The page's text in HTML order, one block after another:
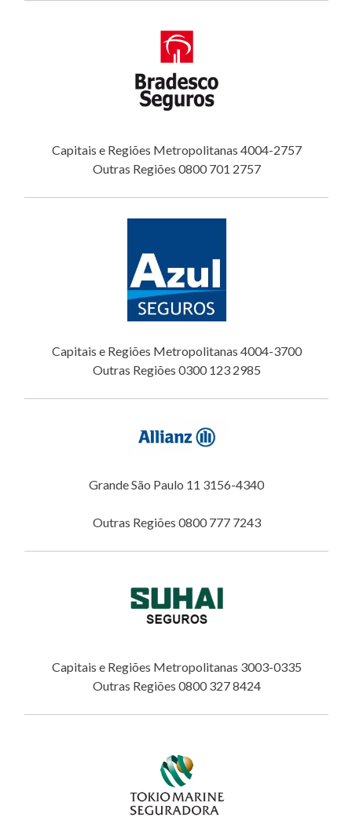
Capitais e Regiões Metropolitanas 4004-2757
Outras Regiões 0800 701 2757
Capitais e Regiões Metropolitanas 4004-3700
Outras Regiões 0300 123 2985
Grande São Paulo 11 3156-4340
Outras Regiões 0800 777 7243
Capitais e Regiões Metropolitanas 3003-0335
Outras Regiões 0800 327 8424